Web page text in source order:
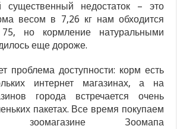
существенный недостаток – это
весом в 7,26 кг нам обходится
но кормление натуральными
еще дороже.
проблема доступности: корм есть
интернет магазинах, а на
города встречается очень
пакетах. Все время покупаем
Зоомапа